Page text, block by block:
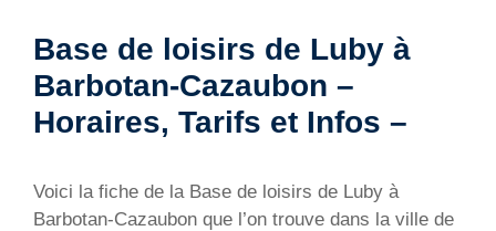
Base de loisirs de Luby à
Barbotan-Cazaubon –
Horaires, Tarifs et Infos –
Voici la fiche de la Base de loisirs de Luby à
Barbotan-Cazaubon que l’on trouve dans la ville de